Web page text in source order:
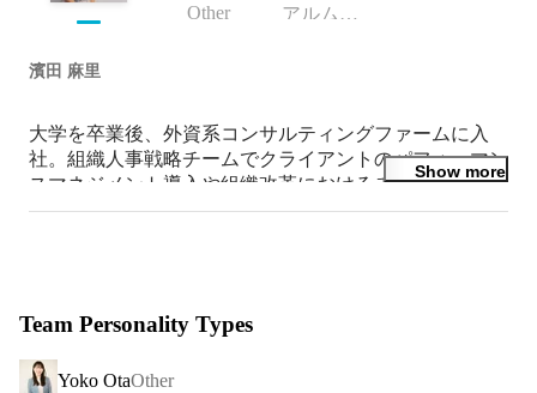
Other アルムナイ・リレーションシップ・パートナー
濱田 麻里
大学を卒業後、外資系コンサルティングファームに入
社。組織人事戦略チームでクライアントのパフォーマン
スマネジメント導入や組織改革におけるチェンジマネジ
メント等に携わる。
ップ・パートナーとして、人的資本経営の観点から企業
とアルムナイの新しい関係構築をサポートしています！
Show more
Continue to read
Team Personality Types
Yoko OtaOther